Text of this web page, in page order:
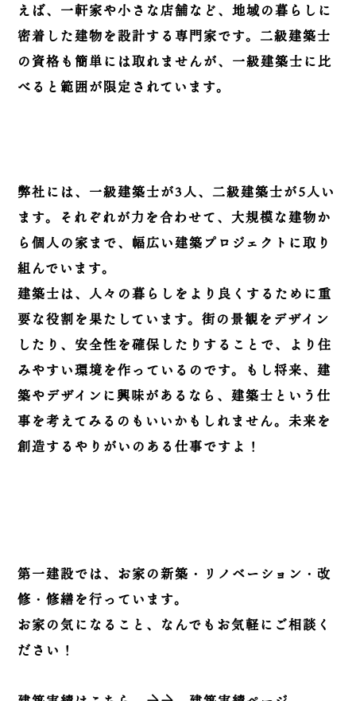
えば、一軒家や小さな店舗など、地域の暮らしに
密着した建物を設計する専門家です。二級建築士
の資格も簡単には取れませんが、一級建築士に比
べると範囲が限定されています。
弊社には、一級建築士が3人、二級建築士が5人い
ます。それぞれが力を合わせて、大規模な建物か
ら個人の家まで、幅広い建築プロジェクトに取り
組んでいます。
建築士は、人々の暮らしをより良くするために重
要な役割を果たしています。街の景観をデザイン
したり、安全性を確保したりすることで、より住
みやすい環境を作っているのです。もし将来、建
築やデザインに興味があるなら、建築士という仕
事を考えてみるのもいいかもしれません。未来を
創造するやりがいのある仕事ですよ！
第一建設では、お家の新築・リノベーション・改
修・修繕を行っています。
お家の気になること、なんでもお気軽にご相談く
ださい！